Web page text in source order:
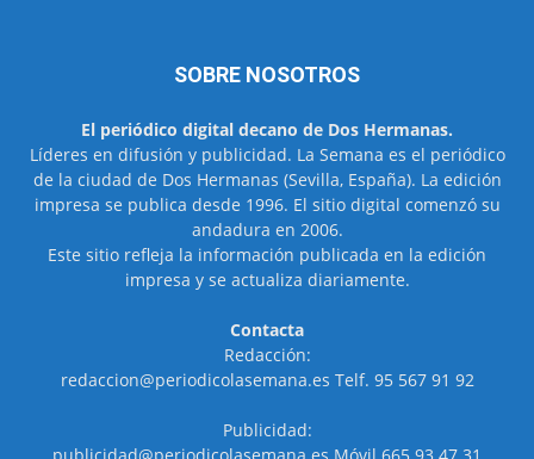
SOBRE NOSOTROS
El periódico digital decano de Dos Hermanas.
Líderes en difusión y publicidad. La Semana es el periódico
de la ciudad de Dos Hermanas (Sevilla, España). La edición
impresa se publica desde 1996. El sitio digital comenzó su
andadura en 2006.
Este sitio refleja la información publicada en la edición
impresa y se actualiza diariamente.
Contacta
Redacción:
redaccion@periodicolasemana.es Telf. 95 567 91 92
Publicidad: